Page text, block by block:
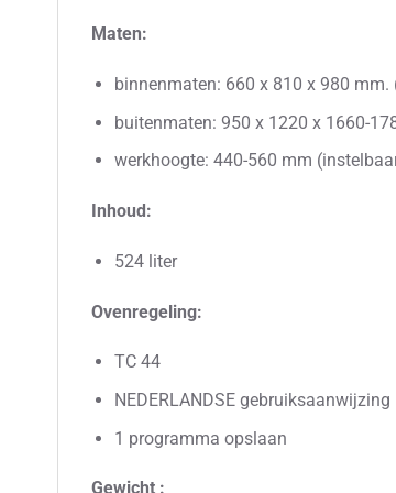
Maten:
binnenmaten: 660 x 810 x 980 mm.
buitenmaten: 950 x 1220 x 1660-
werkhoogte: 440-560 mm
Inhoud:
524 liter
Ovenregeling:
TC 44
NEDERLANDSE gebruiksaanwijzing
1 programma opslaan
Gewicht :